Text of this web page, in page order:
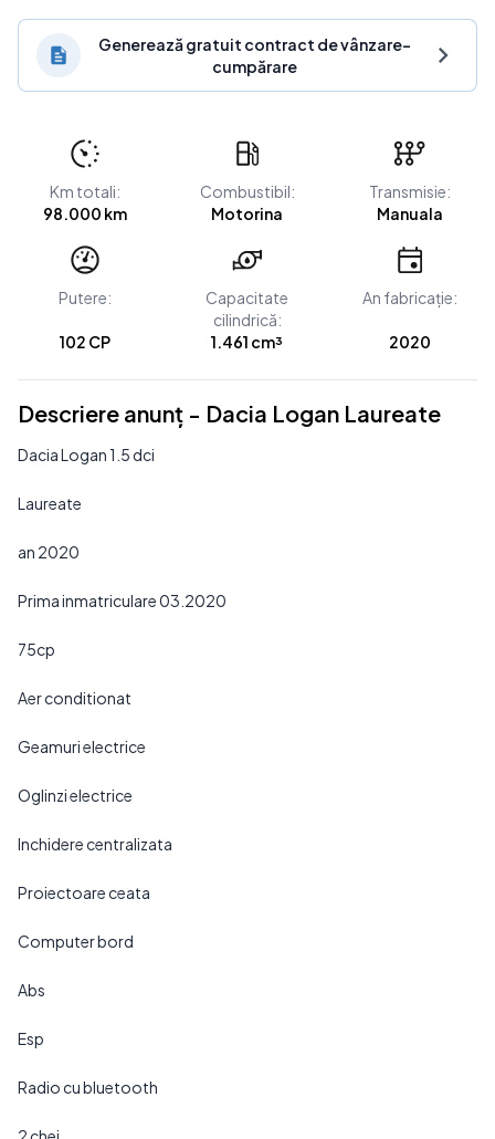
Generează gratuit contract de vânzare-
cumpărare
Km totali:
98.000 km
Combustibil:
Motorina
Transmisie:
Manuala
Putere:
102 CP
Capacitate
cilindrică:
1.461 cm³
An fabricație:
2020
Descriere anunț - Dacia Logan Laureate
Dacia Logan 1.5 dci
Laureate
an 2020
Prima inmatriculare 03.2020
75cp
Aer conditionat
Geamuri electrice
Oglinzi electrice
Inchidere centralizata
Proiectoare ceata
Computer bord
Abs
Esp
Radio cu bluetooth